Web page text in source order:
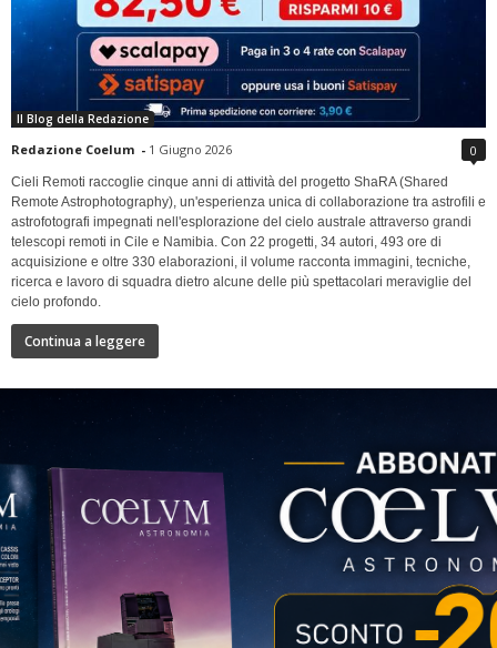
Il Blog della Redazione
Redazione Coelum - 1 Giugno 2026 0
Cieli Remoti raccoglie cinque anni di attività del progetto ShaRA (Shared
Remote Astrophotography), un'esperienza unica di collaborazione tra astrofili e
astrofotografi impegnati nell'esplorazione del cielo australe attraverso grandi
telescopi remoti in Cile e Namibia. Con 22 progetti, 34 autori, 493 ore di
acquisizione e oltre 330 elaborazioni, il volume racconta immagini, tecniche,
ricerca e lavoro di squadra dietro alcune delle più spettacolari meraviglie del
cielo profondo.
Continua a leggere